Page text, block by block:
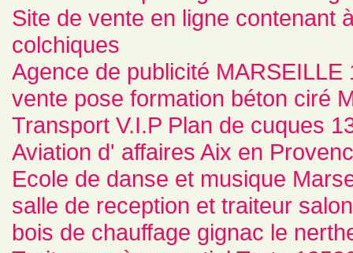
Site de vente en ligne contenant
colchiques
Agence de publicité MARSEILLE
vente pose formation béton ciré
Transport V.I.P Plan de cuques
Aviation d' affaires Aix en
Ecole de danse et musique
salle de reception et traiteur
bois de chauffage gignac le